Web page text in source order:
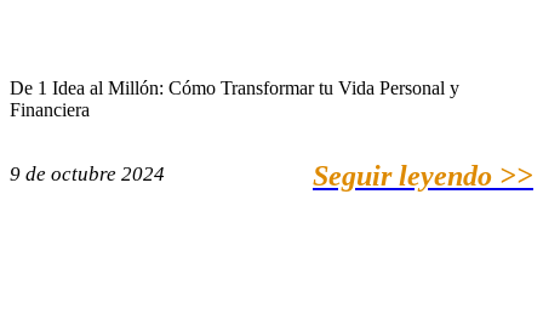
De 1 Idea al Millón: Cómo Transformar tu Vida Personal y
Financiera
9 de octubre 2024 Seguir leyendo >>